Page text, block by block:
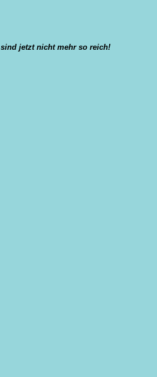
jetzt nicht mehr so reich!